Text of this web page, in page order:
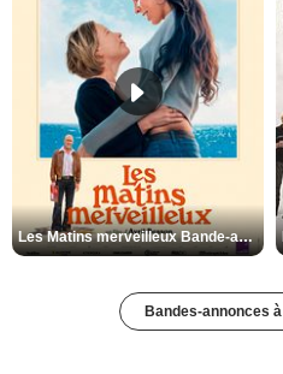
Les Matins merveilleux Bande-annonce VF
Bandes-annonces